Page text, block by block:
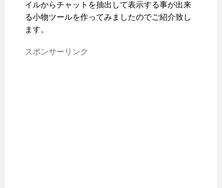
イルからチャットを抽出して表示する事が出来
る小物ツールを作ってみましたのでご紹介致し
ます。
スポンサーリンク